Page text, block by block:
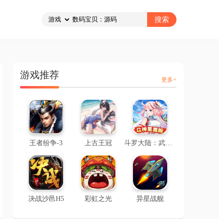
游戏推荐 更多+
王者纷争-3 上古王冠 斗罗大陆：武魂觉醒-2
决战沙邑H5 彩虹之光 异星战舰